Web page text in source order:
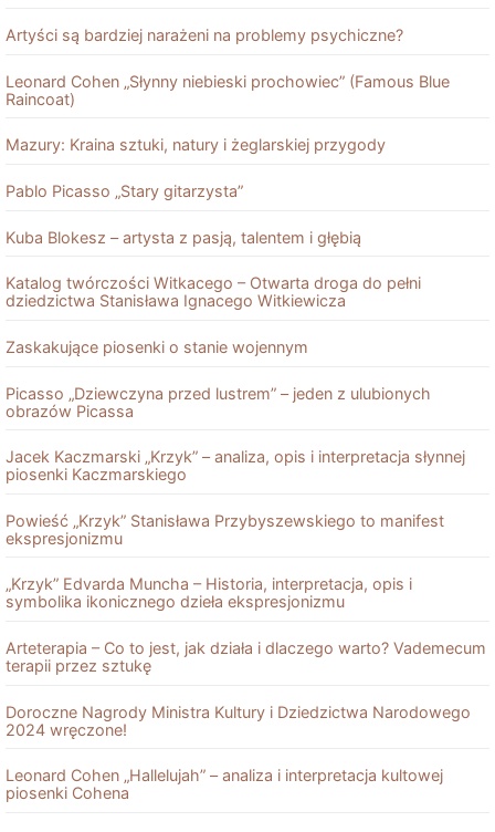
Artyści są bardziej narażeni na problemy psychiczne?
Leonard Cohen „Słynny niebieski prochowiec” (Famous Blue
Raincoat)
Mazury: Kraina sztuki, natury i żeglarskiej przygody
Pablo Picasso „Stary gitarzysta”
Kuba Blokesz – artysta z pasją, talentem i głębią
Katalog twórczości Witkacego – Otwarta droga do pełni
dziedzictwa Stanisława Ignacego Witkiewicza
Zaskakujące piosenki o stanie wojennym
Picasso „Dziewczyna przed lustrem” – jeden z ulubionych
obrazów Picassa
Jacek Kaczmarski „Krzyk” – analiza, opis i interpretacja słynnej
piosenki Kaczmarskiego
Powieść „Krzyk” Stanisława Przybyszewskiego to manifest
ekspresjonizmu
„Krzyk” Edvarda Muncha – Historia, interpretacja, opis i
symbolika ikonicznego dzieła ekspresjonizmu
Arteterapia – Co to jest, jak działa i dlaczego warto? Vademecum
terapii przez sztukę
Doroczne Nagrody Ministra Kultury i Dziedzictwa Narodowego
2024 wręczone!
Leonard Cohen „Hallelujah” – analiza i interpretacja kultowej
piosenki Cohena